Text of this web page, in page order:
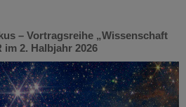
– Vortragsreihe „Wissenschaft
im 2. Halbjahr 2026